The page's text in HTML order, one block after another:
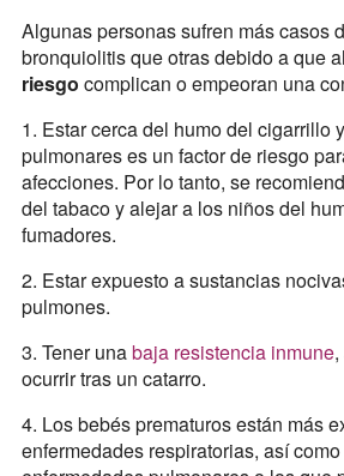
Algunas personas sufren más casos
bronquiolitis que otras debido a que
riesgo complican o empeoran una
1. Estar cerca del humo del cigarrillo
pulmonares es un factor de riesgo
afecciones. Por lo tanto, se
del tabaco y alejar a los niños del
fumadores.
2. Estar expuesto a sustancias
pulmones.
3. Tener unabaja resistencia inmune,
ocurrir tras un catarro.
4. Los bebés prematuros están más
enfermedades respiratorias, así